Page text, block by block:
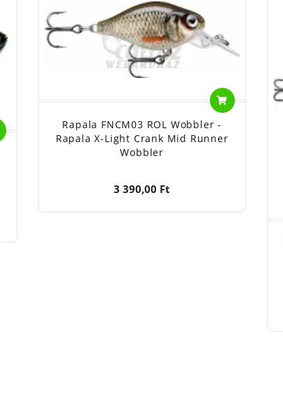
Rapala FNCM03 ROL Wobbler -
Rapala X-Light Crank Mid Runner
Wobbler
3 390,00 Ft